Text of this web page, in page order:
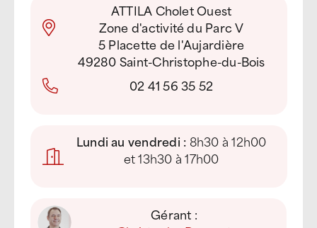
ATTILA Cholet Ouest
Zone d'activité du Parc V
5 Placette de l'Aujardière
49280 Saint-Christophe-du-Bois
02 41 56 35 52
Lundi au vendredi : 8h30 à 12h00
et 13h30 à 17h00
Gérant :